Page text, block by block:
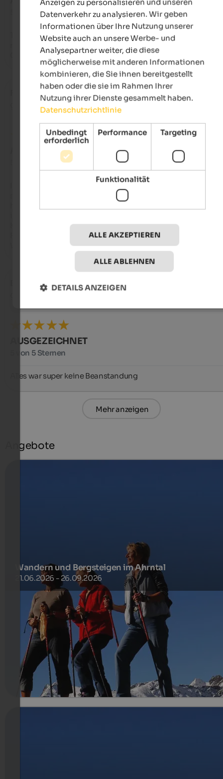
5 von 5 Sternen
Tutto è stata la nostra prima vacanza estiva in montagna e l
resa fantastica voi e tutto l ambiente circostante
- Juli 2026
gereist als Gruppe von Freunden
AUSGEZEICHNET
5 von 5 Sternen
Ich habe mich dort sehr wohl gefühlt; tatsächlich bin ich
schon das dritte Jahr in Folge in dieser Unterkunft. Das
Kellnerinnen sind alle sehr freundlich, und die Dame am
Frühstücksbuffet gibt auch viele Informationen und Tipps
- Juli 2026
gereist als Familie mit älteren Kindern
AUSGEZEICHNET
5 von 5 Sternen
Alles war super keine Beanstandung
Mehr anzeigen
Angebote
Wandern und Bergsteigen im Ahrntal
21.06.2026 - 26.09.2026
Im Ahrntal, dem Tal der 80 Dreitausender, präsentiert sich
innovative Hüttenarchitektur in uriger
Hochgebirgslandschaft.
3-7 Nächte ab 261 €pro Person
mehr Details
Anzeigen zu personalisieren und unseren
Datenverkehr zu analysieren. Wir geben
Informationen über Ihre Nutzung unserer
Website auch an unsere Werbe- und
Analysepartner weiter, die diese
möglicherweise mit anderen Informationen
kombinieren, die Sie ihnen bereitgestellt
haben oder die sie im Rahmen Ihrer
Nutzung ihrer Dienste gesammelt haben.
Datenschutzrichtlinie
Unbedingt
erforderlich
Performance Targeting
Funktionalität
ALLE AKZEPTIEREN
ALLE ABLEHNEN
DETAILS ANZEIGEN